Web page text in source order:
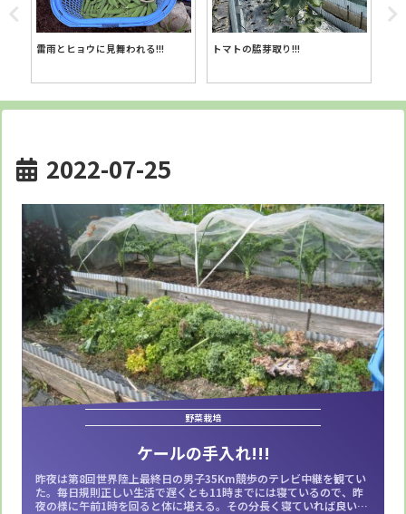
雷雨とヒョウに見舞われる!!! トマトの脇芽取り!!!
2022-07-25
野菜栽培
ケールの手入れ!!!
昨夜は第8回世界陸上最終日の男子35Km競歩のテレビ中継を観てい
た。毎日規則正しい生活で遅くとも11時までには寝ているので、昨
夜の様に午前1時を回ると体に堪える。その分長く寝ていれば良いも